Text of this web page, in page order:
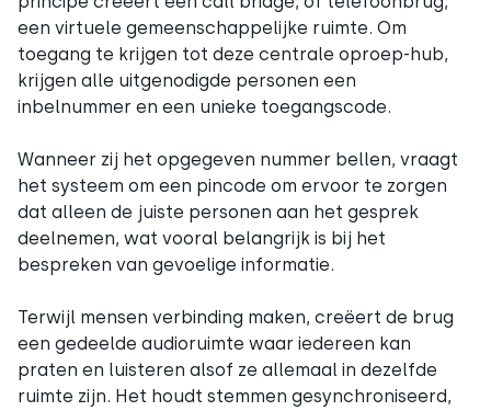
een virtuele gemeenschappelijke ruimte. Om
toegang te krijgen tot deze centrale oproep-hub,
krijgen alle uitgenodigde personen een
inbelnummer en een unieke toegangscode.
Wanneer zij het opgegeven nummer bellen, vraagt
het systeem om een pincode om ervoor te zorgen
dat alleen de juiste personen aan het gesprek
deelnemen, wat vooral belangrijk is bij het
bespreken van gevoelige informatie.
Terwijl mensen verbinding maken, creëert de brug
een gedeelde audioruimte waar iedereen kan
praten en luisteren alsof ze allemaal in dezelfde
ruimte zijn. Het houdt stemmen gesynchroniseerd,